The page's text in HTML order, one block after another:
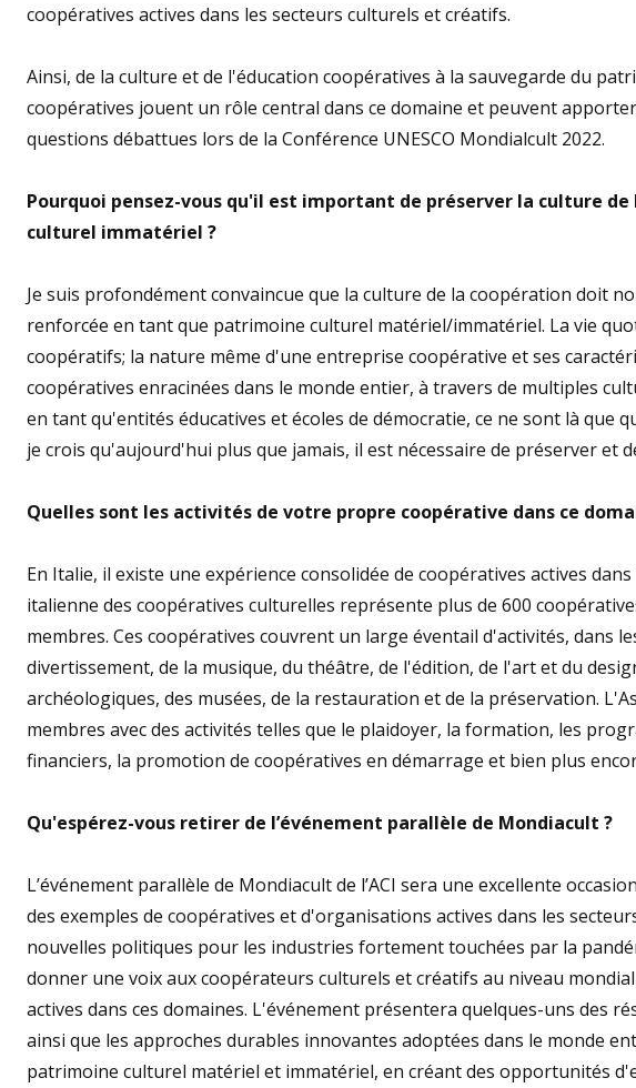
coopératives actives dans les secteurs culturels et créatifs.
Ainsi, de la culture et de l'éducation coopératives à la sauvegarde du
coopératives jouent un rôle central dans ce domaine et peuvent
questions débattues lors de la Conférence UNESCO Mondialcult 2022.
Pourquoi pensez-vous qu'il est important de préserver la culture
culturel immatériel ?
Je suis profondément convaincue que la culture de la coopération doit
renforcée en tant que patrimoine culturel matériel/immatériel. La vie
coopératifs; la nature même d'une entreprise coopérative et ses
coopératives enracinées dans le monde entier, à travers de multiples
en tant qu'entités éducatives et écoles de démocratie, ce ne sont là que
je crois qu'aujourd'hui plus que jamais, il est nécessaire de préserver et
Quelles sont les activités de votre propre coopérative dans ce
En Italie, il existe une expérience consolidée de coopératives actives
italienne des coopératives culturelles représente plus de 600
membres. Ces coopératives couvrent un large éventail d'activités, dans
divertissement, de la musique, du théâtre, de l'édition, de l'art et du
archéologiques, des musées, de la restauration et de la préservation.
membres avec des activités telles que le plaidoyer, la formation, les
financiers, la promotion de coopératives en démarrage et bien plus
Qu'espérez-vous retirer de l’événement parallèle de Mondiacult ?
L’événement parallèle de Mondiacult de l’ACI sera une excellente
des exemples de coopératives et d'organisations actives dans les
nouvelles politiques pour les industries fortement touchées par la
donner une voix aux coopérateurs culturels et créatifs au niveau
actives dans ces domaines. L'événement présentera quelques-uns des
ainsi que les approches durables innovantes adoptées dans le monde
patrimoine culturel matériel et immatériel, en créant des opportunités